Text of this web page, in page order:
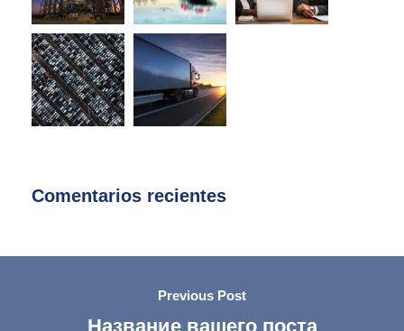
Comentarios recientes
Previous Post
Название вашего поста